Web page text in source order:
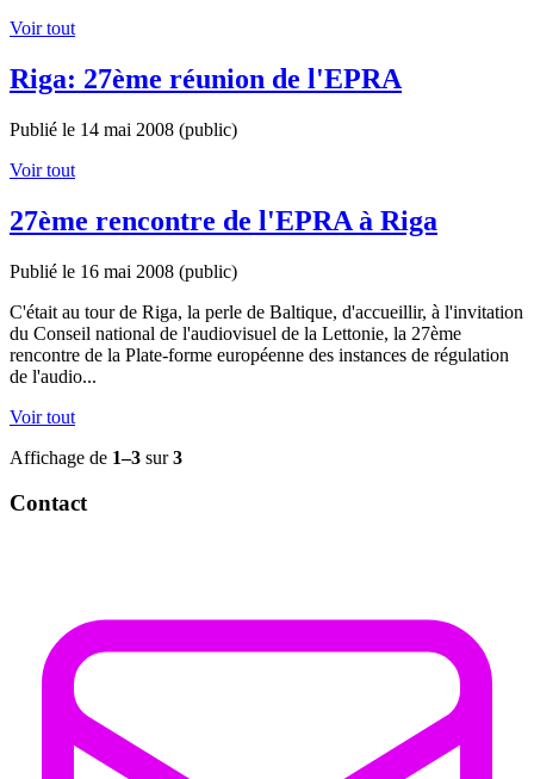
Voir tout
Riga: 27ème réunion de l'EPRA
Publié le 14 mai 2008 (public)
Voir tout
27ème rencontre de l'EPRA à Riga
Publié le 16 mai 2008 (public)
C'était au tour de Riga, la perle de Baltique, d'accueillir, à l'invitation
du Conseil national de l'audiovisuel de la Lettonie, la 27ème
rencontre de la Plate-forme européenne des instances de régulation
de l'audio...
Voir tout
Affichage de 1–3 sur3
Contact